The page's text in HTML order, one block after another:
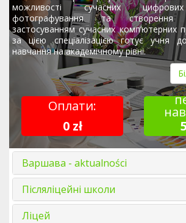
можливості сучасних цифрових
фотографування та створення
застосуванням сучасних комп’ютерних
за цією спеціалізацією готує
навчання на академічному рівні.
Оплати:
0 zł
Варшава - aktualności
Післяліцейні школи
Ліцей